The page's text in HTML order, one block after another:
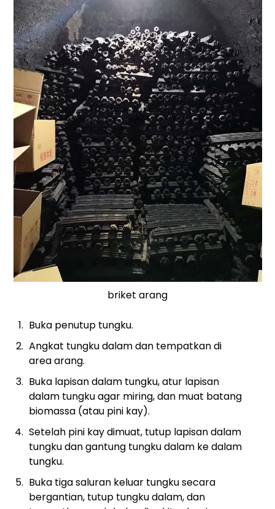
briket arang
Buka penutup tungku.
Angkat tungku dalam dan tempatkan di
area arang.
Buka lapisan dalam tungku, atur lapisan
dalam tungku agar miring, dan muat batang
biomassa (atau pini kay).
Setelah pini kay dimuat, tutup lapisan dalam
tungku dan gantung tungku dalam ke dalam
tungku.
Buka tiga saluran keluar tungku secara
bergantian, tutup tungku dalam, dan